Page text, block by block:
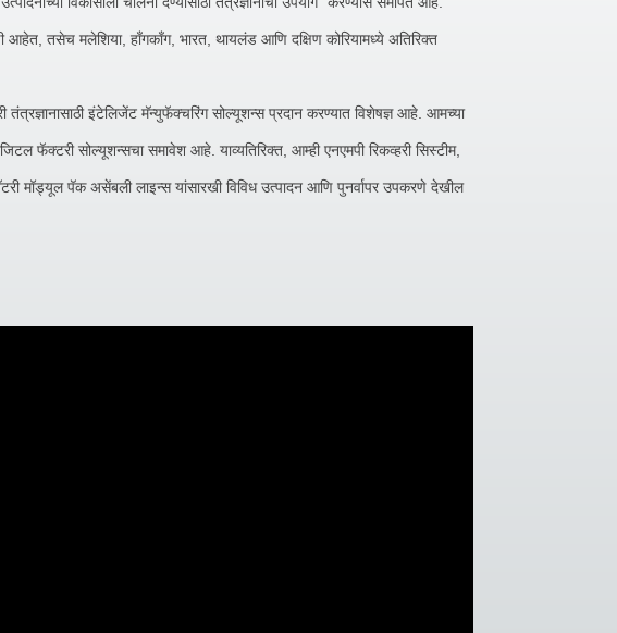
आहेत, तसेच मलेशिया, हाँगकाँग, भारत, थायलंड आणि दक्षिण कोरियामध्ये अतिरिक्त
इंटेलिजेंट मॅन्युफॅक्चरिंग सोल्यूशन्स प्रदान करण्यात विशेषज्ञ आहे. आमच्या
फॅक्टरी सोल्यूशन्सचा समावेश आहे. याव्यतिरिक्त, आम्ही एनएमपी रिकव्हरी सिस्टीम,
मॉड्यूल पॅक असेंबली लाइन्स यांसारखी विविध उत्पादन आणि पुनर्वापर उपकरणे देखील